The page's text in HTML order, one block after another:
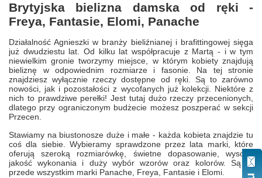
Brytyjska bielizna damska od ręki -
Freya, Fantasie, Elomi, Panache
Działalność Agnieszki w branży bieliźnianej i brafittingowej sięga
już dwudziestu lat. Od kilku lat współpracuje z Martą - i w tym
niewielkim gronie tworzymy miejsce, w którym kobiety znajdują
bieliznę w odpowiednim rozmiarze i fasonie. Na tej stronie
znajdziesz wyłącznie rzeczy dostępne od ręki. Są to zarówno
nowości, jak i pozostałości z wycofanych już kolekcji. Niektóre z
nich to prawdziwe perełki! Jest tutaj dużo rzeczy przecenionych,
dlatego przy ograniczonym budżecie możesz poszperać w sekcji
Przecen.
Stawiamy na biustonosze duże i małe - każda kobieta znajdzie tu
coś dla siebie. Wybieramy sprawdzone przez lata marki, które
oferują szeroką rozmiarówkę, świetne dopasowanie, wysoką
jakość wykonania i duży wybór wzorów oraz kolorów. Są to
przede wszystkim marki Panache, Freya, Fantasie i Elomi.